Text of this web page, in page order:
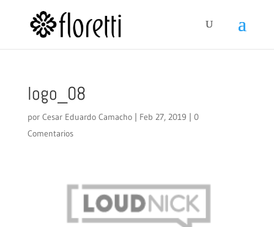
logo_08
por Cesar Eduardo Camacho| Feb 27, 2019 | 0
Comentarios